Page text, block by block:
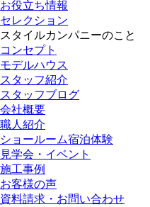
お役立ち情報
セレクション
スタイルカンパニーのこと
コンセプト
モデルハウス
スタッフ紹介
スタッフブログ
会社概要
職人紹介
ショールーム宿泊体験
見学会・イベント
施工事例
お客様の声
資料請求・お問い合わせ